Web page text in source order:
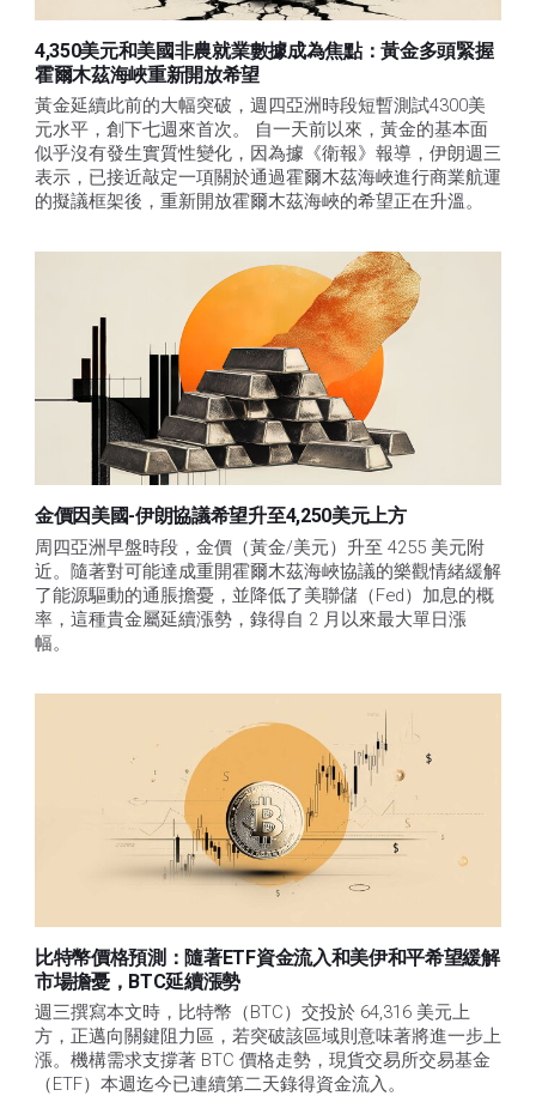
4,350美元和美國非農就業數據成為焦點：黃金多頭緊握
霍爾木茲海峽重新開放希望
黃金延續此前的大幅突破，週四亞洲時段短暫測試4300美
元水平，創下七週來首次。 自一天前以來，黃金的基本面
似乎沒有發生實質性變化，因為據《衛報》報導，伊朗週三
表示，已接近敲定一項關於通過霍爾木茲海峽進行商業航運
的擬議框架後，重新開放霍爾木茲海峽的希望正在升溫。
金價因美國-伊朗協議希望升至4,250美元上方
周四亞洲早盤時段，金價（黃金/美元）升至 4255 美元附
近。隨著對可能達成重開霍爾木茲海峽協議的樂觀情緒緩解
了能源驅動的通脹擔憂，並降低了美聯儲（Fed）加息的概
率，這種貴金屬延續漲勢，錄得自 2 月以來最大單日漲
幅。
比特幣價格預測：隨著ETF資金流入和美伊和平希望緩解
市場擔憂，BTC延續漲勢
週三撰寫本文時，比特幣（BTC）交投於 64,316 美元上
方，正邁向關鍵阻力區，若突破該區域則意味著將進一步上
漲。機構需求支撐著 BTC 價格走勢，現貨交易所交易基金
（ETF）本週迄今已連續第二天錄得資金流入。